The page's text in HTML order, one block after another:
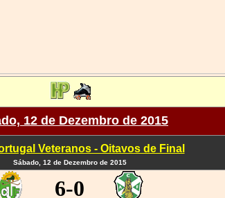
12 de Dezembro de 2015
Veteranos - Oitavos de Final
Sábado, 12 de Dezembro de 2015
6-0